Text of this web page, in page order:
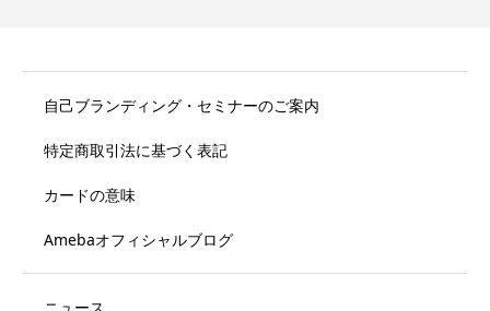
自己ブランディング・セミナーのご案内
特定商取引法に基づく表記
カードの意味
Amebaオフィシャルブログ